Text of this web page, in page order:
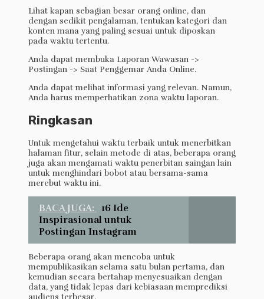
Lihat kapan sebagian besar orang online, dan
dengan sedikit pengalaman, tentukan kategori dan
konten mana yang paling sesuai untuk diposkan
pada waktu tertentu.
Anda dapat membuka Laporan Wawasan ->
Postingan -> Saat Penggemar Anda Online.
Anda dapat melihat informasi yang relevan. Namun,
Anda harus memperhatikan zona waktu laporan.
Ringkasan
Untuk mengetahui waktu terbaik untuk menerbitkan
halaman fitur, selain metode di atas, beberapa orang
juga akan mengamati waktu penerbitan saingan lain
untuk menghindari bobot atau bersama-sama
merebut waktu ini.
BACA JUGA:
16 Ide
Inspirasional untuk
Postingan Instagram
Beberapa orang akan mencoba untuk
mempublikasikan selama satu bulan pertama, dan
kemudian secara bertahap menyesuaikan dengan
data, yang tidak lepas dari kebiasaan memprediksi
audiens terbesar.